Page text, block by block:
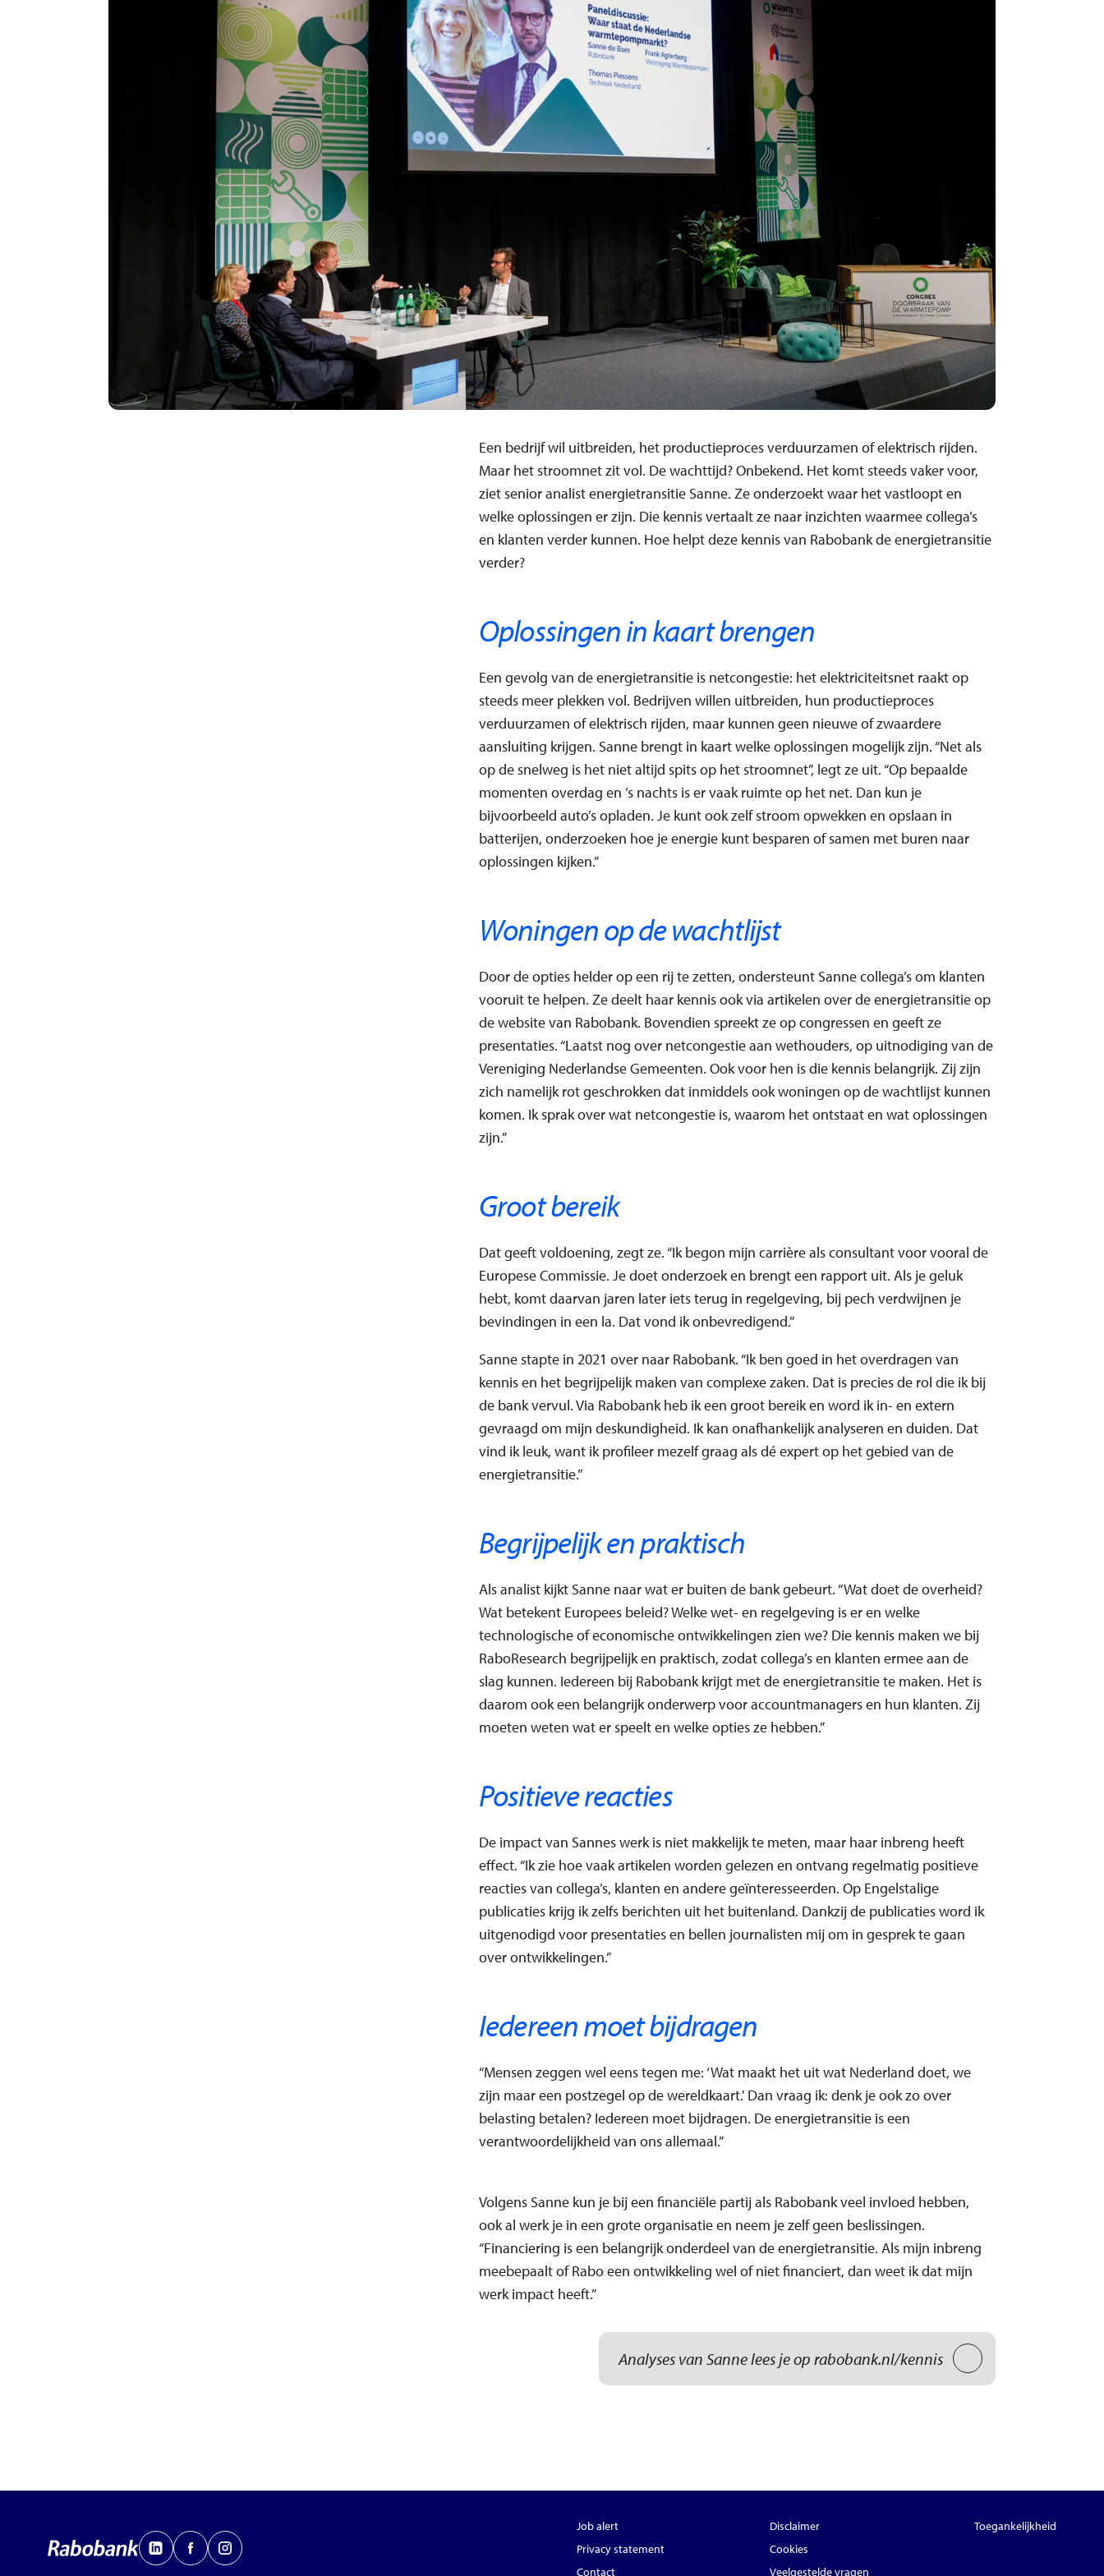
Een bedrijf wil uitbreiden, het productieproces verduurzamen of elektrisch rijden.
Maar het stroomnet zit vol. De wachttijd? Onbekend. Het komt steeds vaker voor,
ziet senior analist energietransitie Sanne. Ze onderzoekt waar het vastloopt en
welke oplossingen er zijn. Die kennis vertaalt ze naar inzichten waarmee collega’s
en klanten verder kunnen. Hoe helpt deze kennis van Rabobank de energietransitie
verder?
Oplossingen in kaart brengen
Een gevolg van de energietransitie is netcongestie: het elektriciteitsnet raakt op
steeds meer plekken vol. Bedrijven willen uitbreiden, hun productieproces
verduurzamen of elektrisch rijden, maar kunnen geen nieuwe of zwaardere
aansluiting krijgen. Sanne brengt in kaart welke oplossingen mogelijk zijn. “Net als
op de snelweg is het niet altijd spits op het stroomnet”, legt ze uit. “Op bepaalde
momenten overdag en ’s nachts is er vaak ruimte op het net. Dan kun je
bijvoorbeeld auto’s opladen. Je kunt ook zelf stroom opwekken en opslaan in
batterijen, onderzoeken hoe je energie kunt besparen of samen met buren naar
oplossingen kijken.”
Woningen op de wachtlijst
Door de opties helder op een rij te zetten, ondersteunt Sanne collega’s om klanten
vooruit te helpen. Ze deelt haar kennis ook via artikelen over de energietransitie op
de website van Rabobank. Bovendien spreekt ze op congressen en geeft ze
presentaties. “Laatst nog over netcongestie aan wethouders, op uitnodiging van de
Vereniging Nederlandse Gemeenten. Ook voor hen is die kennis belangrijk. Zij zijn
zich namelijk rot geschrokken dat inmiddels ook woningen op de wachtlijst kunnen
komen. Ik sprak over wat netcongestie is, waarom het ontstaat en wat oplossingen
zijn.”
Groot bereik
Dat geeft voldoening, zegt ze. “Ik begon mijn carrière als consultant voor vooral de
Europese Commissie. Je doet onderzoek en brengt een rapport uit. Als je geluk
hebt, komt daarvan jaren later iets terug in regelgeving, bij pech verdwijnen je
bevindingen in een la. Dat vond ik onbevredigend.”
Sanne stapte in 2021 over naar Rabobank. “Ik ben goed in het overdragen van
kennis en het begrijpelijk maken van complexe zaken. Dat is precies de rol die ik bij
de bank vervul. Via Rabobank heb ik een groot bereik en word ik in- en extern
gevraagd om mijn deskundigheid. Ik kan onafhankelijk analyseren en duiden. Dat
vind ik leuk, want ik profileer mezelf graag als dé expert op het gebied van de
energietransitie.”
Begrijpelijk en praktisch
Als analist kijkt Sanne naar wat er buiten de bank gebeurt. “Wat doet de overheid?
Wat betekent Europees beleid? Welke wet- en regelgeving is er en welke
technologische of economische ontwikkelingen zien we? Die kennis maken we bij
RaboResearch begrijpelijk en praktisch, zodat collega’s en klanten ermee aan de
slag kunnen. Iedereen bij Rabobank krijgt met de energietransitie te maken. Het is
daarom ook een belangrijk onderwerp voor accountmanagers en hun klanten. Zij
moeten weten wat er speelt en welke opties ze hebben.”
Positieve reacties
De impact van Sannes werk is niet makkelijk te meten, maar haar inbreng heeft
effect. “Ik zie hoe vaak artikelen worden gelezen en ontvang regelmatig positieve
reacties van collega’s, klanten en andere geïnteresseerden. Op Engelstalige
publicaties krijg ik zelfs berichten uit het buitenland. Dankzij de publicaties word ik
uitgenodigd voor presentaties en bellen journalisten mij om in gesprek te gaan
over ontwikkelingen.”
Iedereen moet bijdragen
“Mensen zeggen wel eens tegen me: ‘Wat maakt het uit wat Nederland doet, we
zijn maar een postzegel op de wereldkaart.' Dan vraag ik: denk je ook zo over
belasting betalen? Iedereen moet bijdragen. De energietransitie is een
verantwoordelijkheid van ons allemaal.”
Volgens Sanne kun je bij een financiële partij als Rabobank veel invloed hebben,
ook al werk je in een grote organisatie en neem je zelf geen beslissingen.
“Financiering is een belangrijk onderdeel van de energietransitie. Als mijn inbreng
meebepaalt of Rabo een ontwikkeling wel of niet financiert, dan weet ik dat mijn
werk impact heeft.”
Analyses van Sanne lees je op rabobank.nl/kennis
Job alert
Privacy statement
Contact
Disclaimer
Cookies
Veelgestelde vragen
Toegankelijkheid